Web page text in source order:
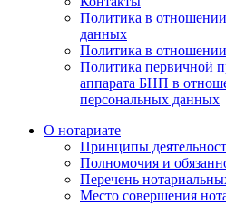
Политика в
данных
Политика в
Политика первичной
аппарата БНП в
персональных данных
О нотариате
Принципы
Полномочия и
Перечень
Место совершения